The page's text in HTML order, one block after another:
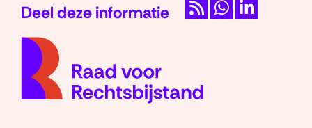
Deel deze informatie